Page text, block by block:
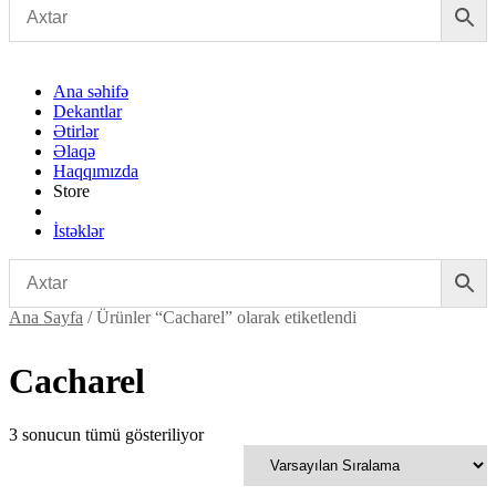
Ana səhifə
Dekantlar
Ətirlər
Əlaqə
Haqqımızda
Store
İstəklər
Ana Sayfa / Ürünler “Cacharel” olarak etiketlendi
Cacharel
3 sonucun tümü gösteriliyor